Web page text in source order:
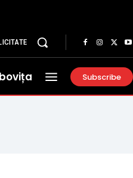
Subscribe